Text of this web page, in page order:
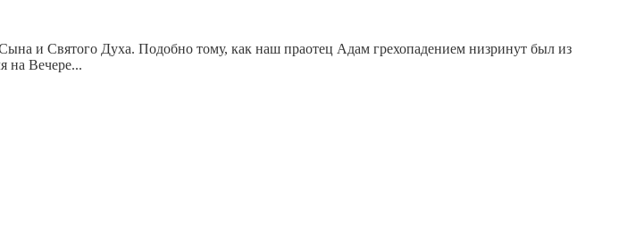
и Святого Духа. Подобно тому, как наш праотец Адам грехопадением низринут был из
на Вечeре...